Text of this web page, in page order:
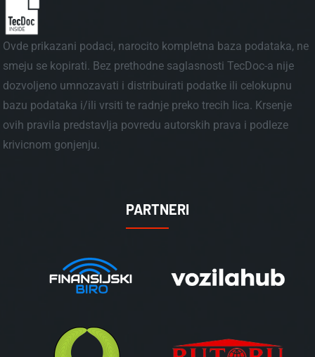
Ovde prikazani podaci, narocito kompletna baza podataka, ne
smeju se kopirati. Bez prethodne saglasnosti TecDoc-a nije
dozvoljeno umnozavati i distribuirati podatke ili celokupnu
bazu podataka i/ili vrsiti te radnje preko trecih lica. Krsenje
ovih pravila predstavlja povredu autorskih prava i podleze
krivicnom gonjenju.
PARTNERI